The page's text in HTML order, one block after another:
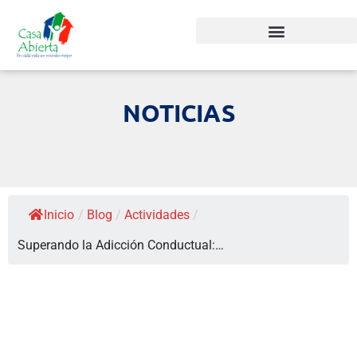
NOTICIAS
Inicio / Blog / Actividades /
Superando la Adicción Conductual:…